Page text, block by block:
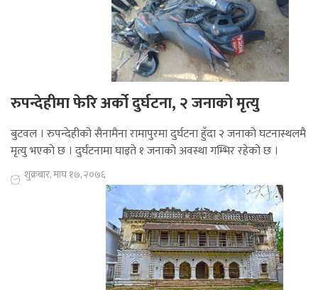
रुपन्देहीमा फेरि अर्को दुर्घटना, २ जनाको मृत्यु
बुटवल । रुपन्देहीको सैनामैना रामापुरमा दुर्घटना हुँदा २ जनाको घटनास्थलमै
मृत्यु भएको छ । दुर्घटनामा घाइते १ जनाको अवस्था गम्भिर रहेको छ ।
शुक्रबार, माघ १७, २०७६